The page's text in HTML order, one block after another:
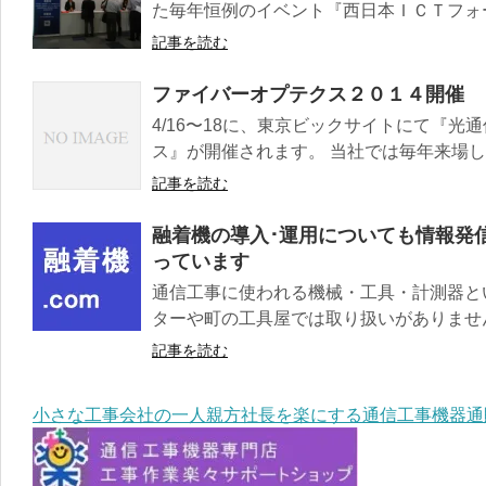
た毎年恒例のイベント『西日本ＩＣＴフ
記事を読む
ファイバーオプテクス２０１４開催
4/16〜18に、東京ビックサイトにて『光
ス』が開催されます。 当社では毎年来場
記事を読む
融着機の導入･運用についても情報発
っています
通信工事に使われる機械・工具・計測器
ターや町の工具屋では取り扱いがありま
記事を読む
小さな工事会社の一人親方社長を楽にする通信工事機器